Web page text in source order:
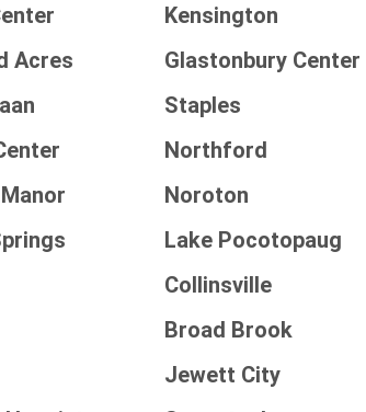
Kensington
Acres Glastonbury Center
Staples
Northford
Noroton
Lake Pocotopaug
Collinsville
Broad Brook
Jewett City